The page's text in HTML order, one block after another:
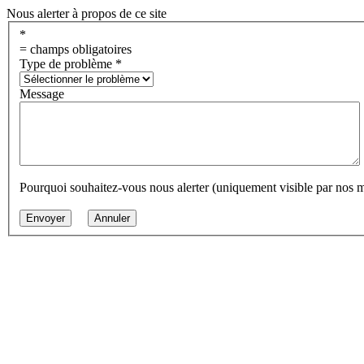
Nous alerter à propos de ce site
*
= champs obligatoires
Type de problème *
Message
Pourquoi souhaitez-vous nous alerter (uniquement visible par nos